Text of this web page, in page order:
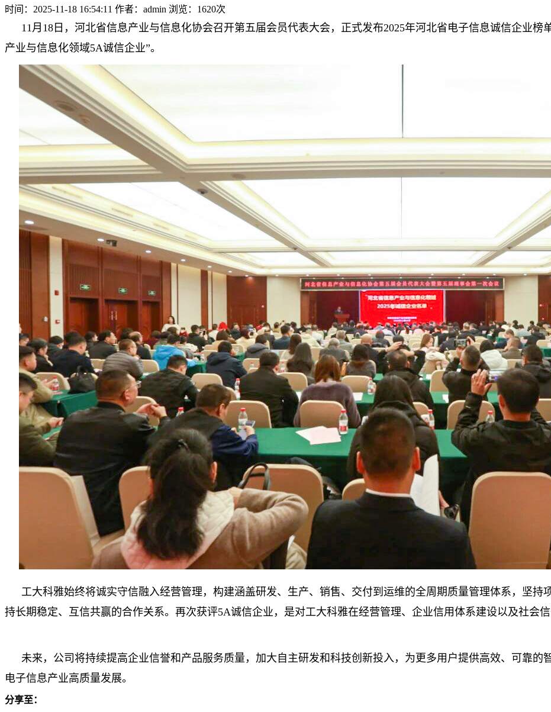
时间：2025-11-18 16:54:11 作者：admin 浏览： 1620次
11月18日，河北省信息产业与信息化协会召开第五届会员代表大会，正式发布2025年河北省电子信息诚信企业
产业与信息化领域5A诚信企业”。
工大科雅始终将诚实守信融入经营管理，构建涵盖研发、生产、销售、交付到运维的全周期质量管理体系，坚
持长期稳定、互信共赢的合作关系。再次获评5A诚信企业，是对工大科雅在经营管理、企业信用体系建设以及社会信
未来，公司将持续提高企业信誉和产品服务质量，加大自主研发和科技创新投入，为更多用户提供高效、可靠的
电子信息产业高质量发展。
分享至：